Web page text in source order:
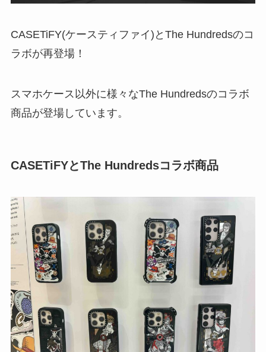
CASETiFY(ケースティファイ)とThe Hundredsのコ
ラボが再登場！
スマホケース以外に様々なThe Hundredsのコラボ
商品が登場しています。
CASETiFYとThe Hundredsコラボ商品